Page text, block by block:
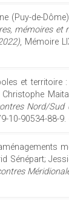
(Puy-de-
mémoires
, Mémoire
et
Nord/Sud
10-90534-88-9.
Sénépart;